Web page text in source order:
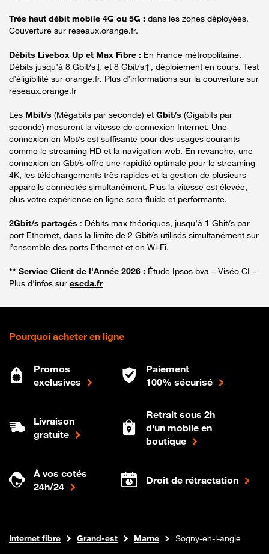
Très haut débit mobile 4G ou 5G : dans les zones déployées.
Couverture sur reseaux.orange.fr.
Débits Livebox Up et Max Fibre : En France métropolitaine.
Débits jusqu’à 8 Gbit/s↓ et 8 Gbit/s↑, déploiement en cours. Test
d’éligibilité sur orange.fr. Plus d’informations sur la couverture sur
reseaux.orange.fr
Les Mbit/s (Mégabits par seconde) et Gbit/s (Gigabits par
seconde) mesurent la vitesse de connexion Internet. Une
connexion en Mbt/s est suffisante pour des usages courants
comme le streaming HD et la navigation web. En revanche, une
connexion en Gbt/s offre une rapidité optimale pour le streaming
4K, les téléchargements très rapides et la gestion de plusieurs
appareils connectés simultanément. Plus la vitesse est élevée,
plus votre expérience en ligne sera fluide et performante.
2Gbit/s partagés : Débits max théoriques, jusqu’à 1 Gbit/s par
port Ethernet, dans la limite de 2 Gbit/s utilisés simultanément sur
l’ensemble des ports Ethernet et en Wi-Fi.
** Service Client de l'Année 2026 : Étude Ipsos bva – Viséo CI –
Plus d'infos sur escda.fr
Pourquoi acheter en ligne
Promos
exclusives
Paiement
100% sécurisé
Livraison
gratuite
Retrait sous 2h
d'un mobile en
boutique
À vos cotés
24h/24
Droit de rétractation
Boutique Orange
Internet fibre Grand-est Marne Sogny-en-l-angle